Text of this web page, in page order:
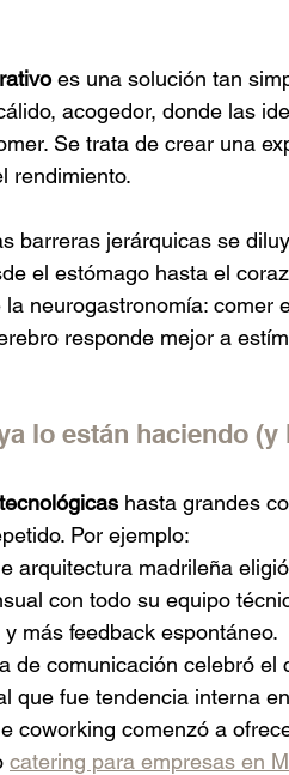
es una solución tan
acogedor, donde las
Se trata de crear una
rendimiento.
barreras jerárquicas se
el estómago hasta el
neurogastronomía: comer
responde mejor a
lo están haciendo
hasta grandes
Por ejemplo:
arquitectura madrileña eligió
con todo su equipo
más feedback espontáneo.
de comunicación celebró
que fue tendencia interna
coworking comenzó a
catering para empresas en